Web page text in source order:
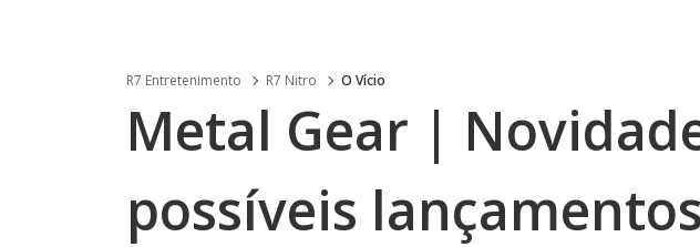
R7 Entretenimento R7 Nitro O Vício
Metal Gear |
possíveis